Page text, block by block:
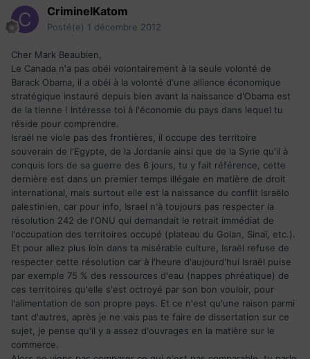
CriminelKatom
Posté(e) 1 décembre 2012
Cher Mark Beaubien,
Le Canada n'a pas obéi volontairement à la seule volonté de
Barack Obama, il a obéi à la volonté d'une alliance économique
stratégique instauré depuis bien avant la naissance d'Obama est
de la tienne ! Intéresse toi à l'économie du pays dans lequel tu
réside pour comprendre.
Israël ne viole pas des frontières, il occupe des territoire
souverain de l'Egypte, de la Jordanie ainsi que de la Syrie qu'il à
conquis lors de sa guerre des 6 jours, tu y fait référence, cette
dernière est dans un premier temps illégale en matière de droit
international, mais surtout elle est la naissance du conflit Israëlo
palestinien, car pour info, Israel n'à toujours pas respecter la
résolution 242 de l'ONU qui demandait le retrait immédiat de
l'occupation des territoires occupé (plateau du Golan, Sinaï, etc.).
Et pour allez plus loin dans ta misérable culture, Israël refuse de
respecter cette résolution car à l'heure d'aujourd'hui Israël puise
par exemple 75 % des ressources d'eau (nappes phréatique) de
ces territoires qu'elle s'est octroyé par son bon vouloir, pour
l'alimentation de son propre pays. Et ce n'est qu'une raison parmi
tant d'autres, après je ne vais pas te faire de dissertation sur ce
sujet, je pense qu'il y a assez d'ouvrages en la matière sur le
commerce.